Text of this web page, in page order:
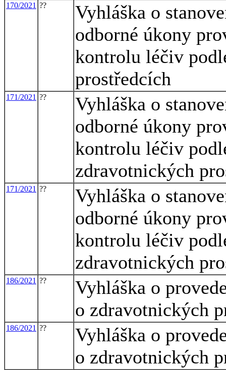
170/2021 ??
Vyhláška o
odborné úkony
kontrolu léčiv
prostředcích
171/2021 ??
Vyhláška o
odborné úkony
kontrolu léčiv
zdravotnických
171/2021 ??
Vyhláška o
odborné úkony
kontrolu léčiv
zdravotnických
186/2021 ??
Vyhláška o
o zdravotnických
186/2021 ??
Vyhláška o
o zdravotnických